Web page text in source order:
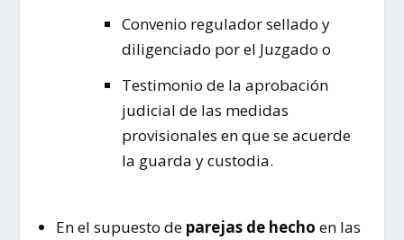
Convenio regulador sellado y
diligenciado por el Juzgado o
Testimonio de la aprobación
judicial de las medidas
provisionales en que se acuerde
la guarda y custodia.
En el supuesto de parejas de hecho en las